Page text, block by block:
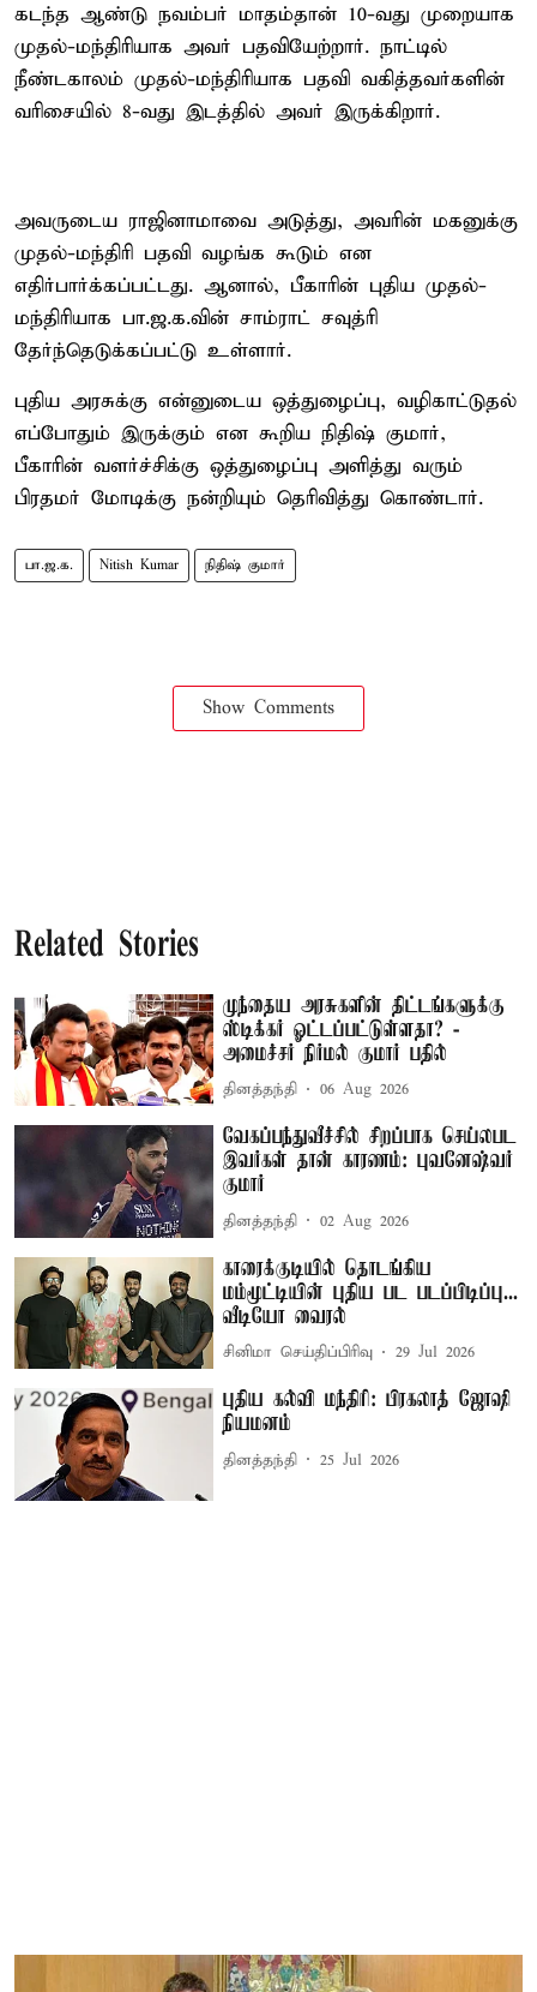
கடந்த ஆண்டு நவம்பர் மாதம்தான் 10-வது முறையாக
முதல்-மந்திரியாக அவர் பதவியேற்றார். நாட்டில்
நீண்டகாலம் முதல்-மந்திரியாக பதவி வகித்தவர்களின்
வரிசையில் 8-வது இடத்தில் அவர் இருக்கிறார்.
அவருடைய ராஜினாமாவை அடுத்து, அவரின் மகனுக்கு
முதல்-மந்திரி பதவி வழங்க கூடும் என
எதிர்பார்க்கப்பட்டது. ஆனால், பீகாரின் புதிய முதல்-
மந்திரியாக பா.ஜ.க.வின் சாம்ராட் சவுத்ரி
தேர்ந்தெடுக்கப்பட்டு உள்ளார்.
புதிய அரசுக்கு என்னுடைய ஒத்துழைப்பு, வழிகாட்டுதல்
எப்போதும் இருக்கும் என கூறிய நிதிஷ் குமார்,
பீகாரின் வளர்ச்சிக்கு ஒத்துழைப்பு அளித்து வரும்
பிரதமர் மோடிக்கு நன்றியும் தெரிவித்து கொண்டார்.
பா.ஜ.க. Nitish Kumar நிதிஷ் குமார்
Show Comments
Related Stories
முந்தைய அரசுகளின் திட்டங்களுக்கு
ஸ்டிக்கர் ஓட்டப்பட்டுள்ளதா? -
அமைச்சர் நிர்மல் குமார் பதில்
தினத்தந்தி 06 Aug 2026
வேகப்பந்துவீச்சில் சிறப்பாக செய்லபட
இவர்கள் தான் காரணம்: புவனேஷ்வர்
குமார்
தினத்தந்தி 02 Aug 2026
காரைக்குடியில் தொடங்கிய
மம்மூட்டியின் புதிய பட படப்பிடிப்பு...
வீடியோ வைரல்
சினிமா செய்திப்பிரிவு 29 Jul 2026
புதிய கல்வி மந்திரி: பிரகலாத் ஜோஷி
நியமனம்
தினத்தந்தி 25 Jul 2026